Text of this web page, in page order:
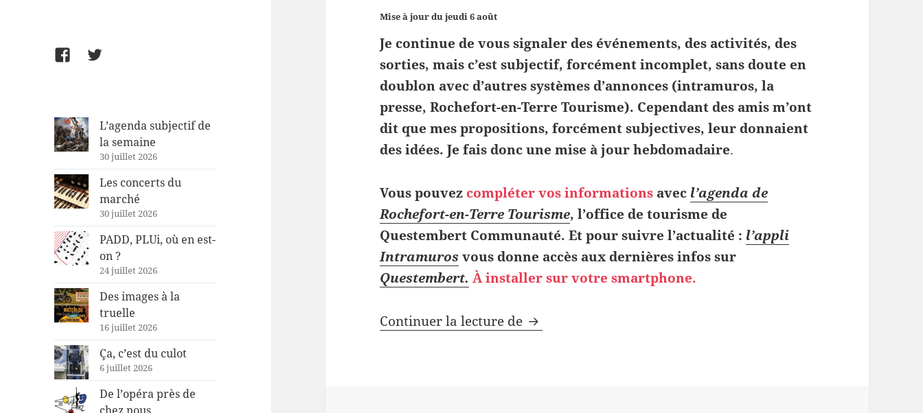
FacebookTwitter
L’agenda subjectif de
la semaine
30 juillet 2026
Les concerts du
marché
30 juillet 2026
PADD, PLUi, où en est-
on ?
24 juillet 2026
Des images à la
truelle
16 juillet 2026
Ça, c’est du culot
6 juillet 2026
De l’opéra près de
Mise à jour du jeudi 6 août
Je continue de vous signaler des événements, des activités, des
sorties, mais c’est subjectif, forcément incomplet, sans doute en
doublon avec d’autres systèmes d’annonces (intramuros, la
presse, Rochefort-en-Terre Tourisme). Cependant des amis m’ont
dit que mes propositions, forcément subjectives, leur donnaient
des idées. Je fais donc une mise à jour hebdomadaire.
Vous pouvez compléter vos informations avec l’agenda de
Rochefort-en-Terre Tourisme, l’office de tourisme de
Questembert Communauté. Et pour suivre l’actualité : l’appli
Intramurosvous donne accès aux dernières infos sur
Questembert. À installer sur votre smartphone.
Continuer la lecture de L’agenda subjectif de la semaine